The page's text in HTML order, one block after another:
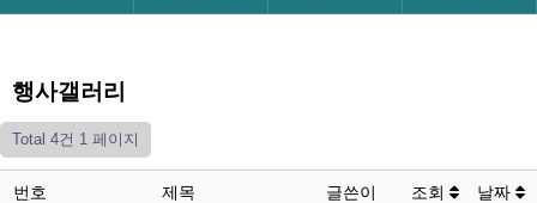
행사갤러리
Total 4건 1 페이지
번호 제목 글쓴이 조회 날짜